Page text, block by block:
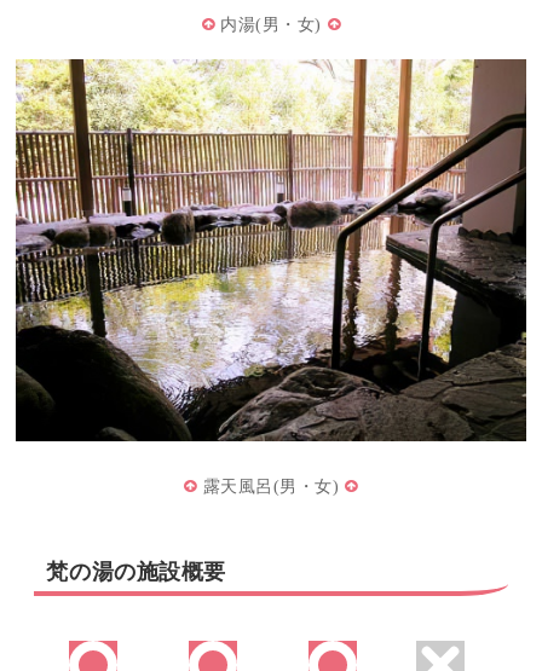
内湯(男・女)
露天風呂(男・女)
梵の湯の施設概要